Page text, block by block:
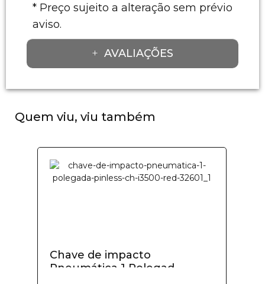
* Preço sujeito a alteração sem prévio
aviso.
AVALIAÇÕES
Quem viu, viu também
Chave de impacto
Pneumática 1 Polegad...